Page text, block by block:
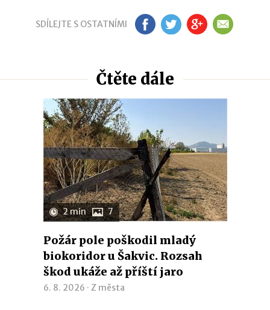
SDÍLEJTE S OSTATNÍMI FB TW GP EM
Čtěte dále
2 min 7
Požár pole poškodil mladý
biokoridor u Šakvic. Rozsah
škod ukáže až příští jaro
6. 8. 2026 · Z města